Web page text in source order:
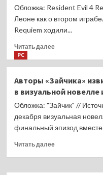
Ops
будет
временно
бесплатной
Обложка: Resident Evil 4
Леоне как о втором
Requiem ходили...
Читать далееПрочитать
Леон
всё же
будет
персонажем
в Resident
Evil
PC
Авторы «Зайчика»
в визуальной
Обложка: "Зайчик" //
декабря визуальная
финальный эпизод вместе
Читать далееПрочитать
Авторы